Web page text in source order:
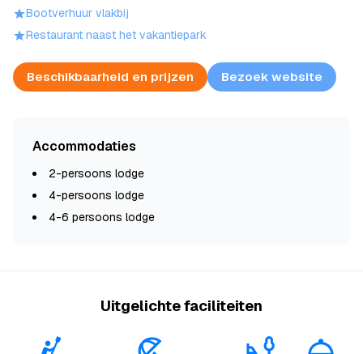
Bootverhuur vlakbij
Restaurant naast het vakantiepark
Beschikbaarheid en prijzen Bezoek website
Accommodaties
2-persoons lodge
4-persoons lodge
4-6 persoons lodge
Uitgelichte faciliteiten